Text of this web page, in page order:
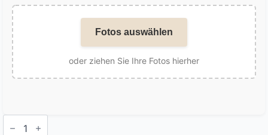
Fotos auswählen
oder ziehen Sie Ihre Fotos hierher
Karikatur
Vom